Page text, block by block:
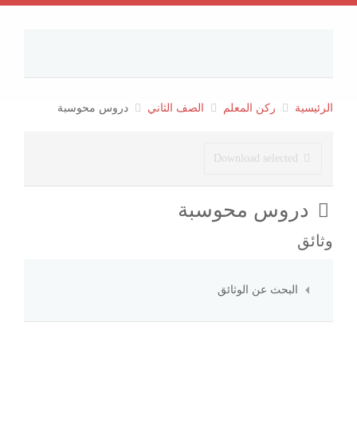
الرئيسية ركن المعلم الصف الثاني دروس محوسبة
Download selected
مجلد
دروس محوسبة
وثائق
البحث عن الوثائق